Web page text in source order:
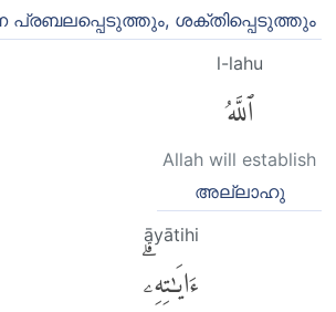
പ്രബലപ്പെടുത്തും, ശക്തിപ്പെടുത്തും
l-lahu
ٱللَّهُ
Allah will establish
അല്ലാഹു
āyātihi
ءَايَٰتِهِۦۗ